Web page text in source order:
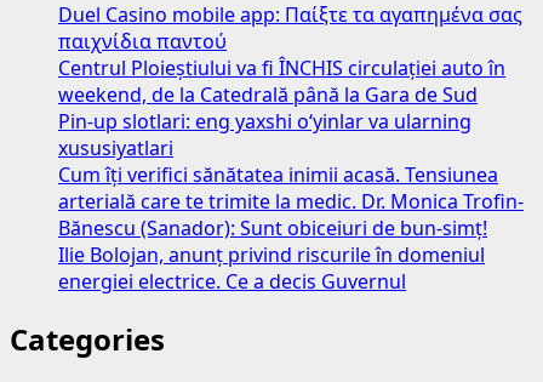
Duel Casino mobile app: Παίξτε τα αγαπημένα σας
παιχνίδια παντού
Centrul Ploieștiului va fi ÎNCHIS circulației auto în
weekend, de la Catedrală până la Gara de Sud
Pin-up slotlari: eng yaxshi o‘yinlar va ularning
xususiyatlari
Cum îți verifici sănătatea inimii acasă. Tensiunea
arterială care te trimite la medic. Dr. Monica Trofin-
Bănescu (Sanador): Sunt obiceiuri de bun-simț!
Ilie Bolojan, anunț privind riscurile în domeniul
energiei electrice. Ce a decis Guvernul
Categories